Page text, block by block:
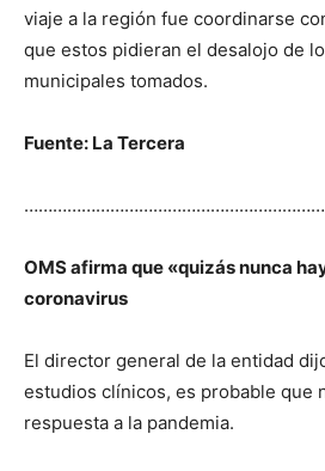
viaje a la región fue coordinarse
que estos pidieran el desalojo de
municipales tomados.
Fuente: La Tercera
OMS afirma que «quizás nunca
coronavirus
El director general de la entidad
estudios clínicos, es probable que
respuesta a la pandemia.